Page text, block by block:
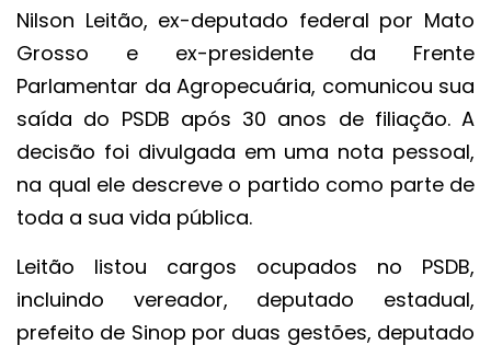
Nilson Leitão, ex-deputado federal por Mato
Grosso e ex-presidente da Frente
Parlamentar da Agropecuária, comunicou sua
saída do PSDB após 30 anos de filiação. A
decisão foi divulgada em uma nota pessoal,
na qual ele descreve o partido como parte de
toda a sua vida pública.
Leitão listou cargos ocupados no PSDB,
incluindo vereador, deputado estadual,
prefeito de Sinop por duas gestões, deputado